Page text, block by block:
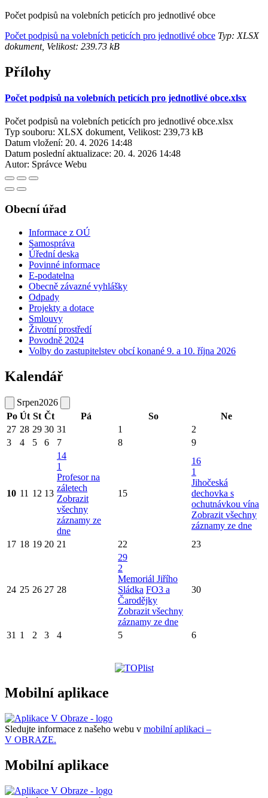
Počet podpisů na volebních peticích pro jednotlivé obce
Počet podpisů na volebních peticích pro jednotlivé obce Typ: XLSX
dokument, Velikost: 239.73 kB
Přílohy
Počet podpisů na volebních peticích pro jednotlivé obce.xlsx
Počet podpisů na volebních peticích pro jednotlivé obce.xlsx
Typ souboru: XLSX dokument, Velikost: 239,73 kB
Datum vložení: 20. 4. 2026 14:48
Datum poslední aktualizace: 20. 4. 2026 14:48
Autor: Správce Webu
Obecní úřad
Informace z OÚ
Samospráva
Úřední deska
Povinné informace
E-podatelna
Obecně závazné vyhlášky
Odpady
Projekty a dotace
Smlouvy
Životní prostředí
Povodně 2024
Volby do zastupitelstev obcí konané 9. a 10. října 2026
Kalendář
Srpen2026
Po Út St Čt Pá So
Ne
27 28 29 30 31 1
2
3
4 5 6 7 8 9
10 11 12 13
14
1
Profesor na
záletech
Zobrazit
všechny
záznamy ze
dne
15
16
1
Jihočeská
dechovka s
ochutnávkou vína
Zobrazit všechny
záznamy ze dne
17 18 19 20 21 22 23
24 25 26 27 28
29
2
Memoriál Jiřího
Sládka FO3 a
Čarodějky
Zobrazit všechny
záznamy ze dne
30
31 1 2 3 4 5 6
Mobilní aplikace
Sledujte informace z našeho webu v mobilní aplikaci –
V OBRAZE.
Mobilní aplikace